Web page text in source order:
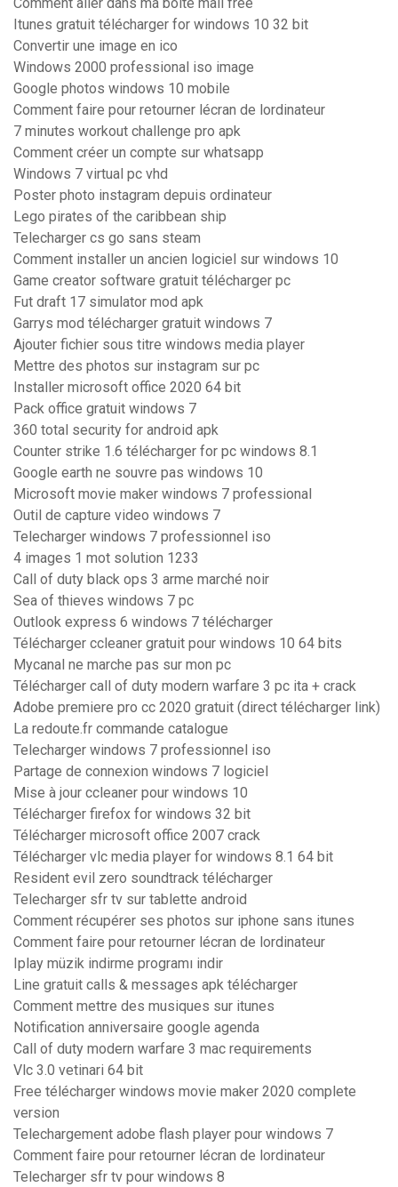
Comment aller dans ma boite mail free
Itunes gratuit télécharger for windows 10 32 bit
Convertir une image en ico
Windows 2000 professional iso image
Google photos windows 10 mobile
Comment faire pour retourner lécran de lordinateur
7 minutes workout challenge pro apk
Comment créer un compte sur whatsapp
Windows 7 virtual pc vhd
Poster photo instagram depuis ordinateur
Lego pirates of the caribbean ship
Telecharger cs go sans steam
Comment installer un ancien logiciel sur windows 10
Game creator software gratuit télécharger pc
Fut draft 17 simulator mod apk
Garrys mod télécharger gratuit windows 7
Ajouter fichier sous titre windows media player
Mettre des photos sur instagram sur pc
Installer microsoft office 2020 64 bit
Pack office gratuit windows 7
360 total security for android apk
Counter strike 1.6 télécharger for pc windows 8.1
Google earth ne souvre pas windows 10
Microsoft movie maker windows 7 professional
Outil de capture video windows 7
Telecharger windows 7 professionnel iso
4 images 1 mot solution 1233
Call of duty black ops 3 arme marché noir
Sea of thieves windows 7 pc
Outlook express 6 windows 7 télécharger
Télécharger ccleaner gratuit pour windows 10 64 bits
Mycanal ne marche pas sur mon pc
Télécharger call of duty modern warfare 3 pc ita + crack
Adobe premiere pro cc 2020 gratuit (direct télécharger link)
La redoute.fr commande catalogue
Telecharger windows 7 professionnel iso
Partage de connexion windows 7 logiciel
Mise à jour ccleaner pour windows 10
Télécharger firefox for windows 32 bit
Télécharger microsoft office 2007 crack
Télécharger vlc media player for windows 8.1 64 bit
Resident evil zero soundtrack télécharger
Telecharger sfr tv sur tablette android
Comment récupérer ses photos sur iphone sans itunes
Comment faire pour retourner lécran de lordinateur
Iplay müzik indirme programı indir
Line gratuit calls & messages apk télécharger
Comment mettre des musiques sur itunes
Notification anniversaire google agenda
Call of duty modern warfare 3 mac requirements
Vlc 3.0 vetinari 64 bit
Free télécharger windows movie maker 2020 complete
version
Telechargement adobe flash player pour windows 7
Comment faire pour retourner lécran de lordinateur
Telecharger sfr tv pour windows 8